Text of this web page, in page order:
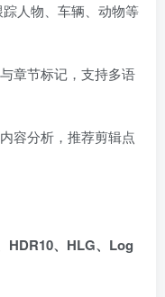
踪人物、车辆、动物等
章节标记，支持多语
容分析，推荐剪辑点
HDR10、HLG、Log